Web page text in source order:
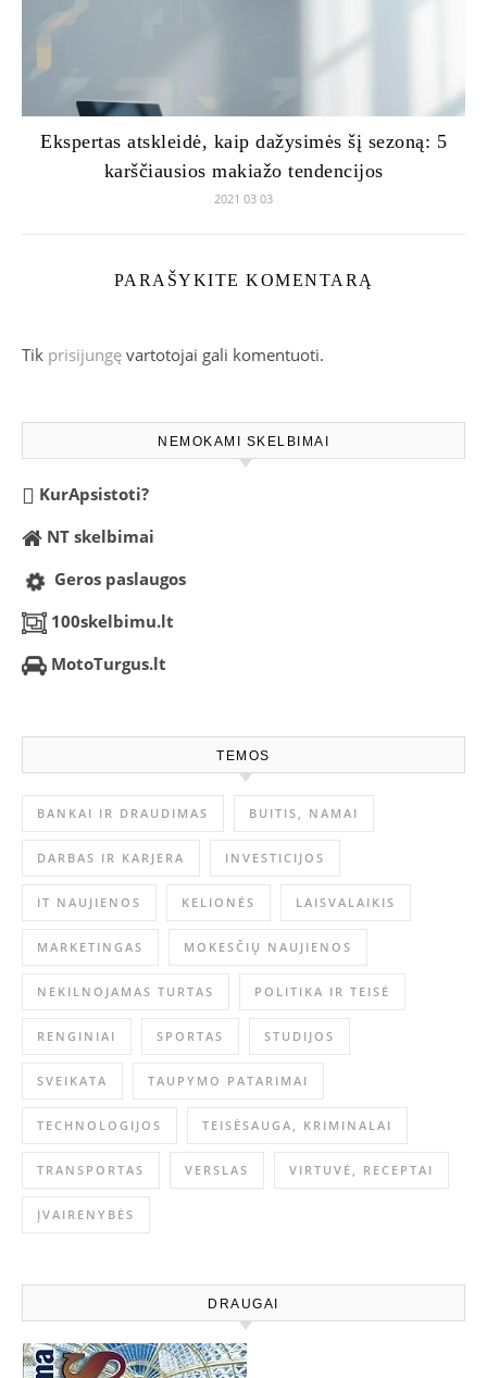
Ekspertas atskleidė, kaip dažysimės šį sezoną: 5
karščiausios makiažo tendencijos
2021 03 03
PARAŠYKITE KOMENTARĄ
Tik prisijungę vartotojai gali komentuoti.
NEMOKAMI SKELBIMAI
KurApsistoti?
NT skelbimai
Geros paslaugos
100skelbimu.lt
MotoTurgus.lt
TEMOS
BANKAI IR DRAUDIMAS BUITIS, NAMAI
DARBAS IR KARJERA INVESTICIJOS
IT NAUJIENOS KELIONĖS LAISVALAIKIS
MARKETINGAS MOKESČIŲ NAUJIENOS
NEKILNOJAMAS TURTAS POLITIKA IR TEISĖ
RENGINIAI SPORTAS STUDIJOS
SVEIKATA TAUPYMO PATARIMAI
TECHNOLOGIJOS TEISĖSAUGA, KRIMINALAI
TRANSPORTAS VERSLAS VIRTUVĖ, RECEPTAI
ĮVAIRENYBĖS
DRAUGAI